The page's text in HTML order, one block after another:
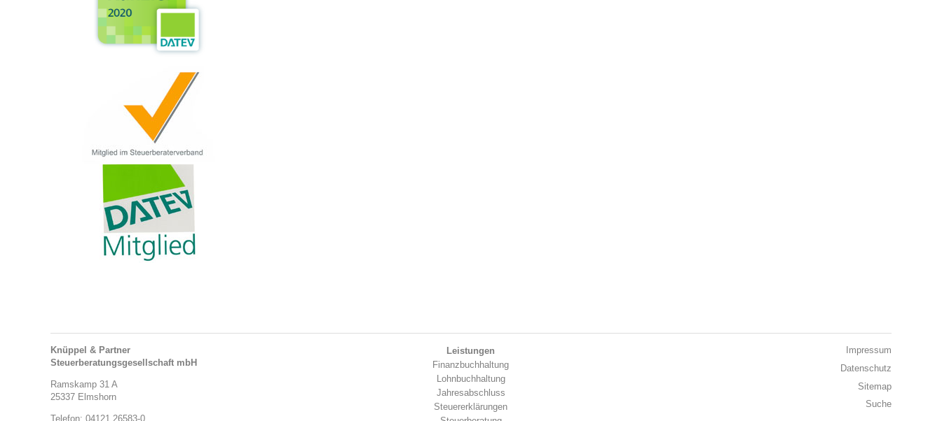
Knüppel & Partner
Steuerberatungsgesellschaft mbH
Ramskamp 31 A
25337 Elmshorn
Telefon: 04121 26583-0
Leistungen
Finanzbuchhaltung
Lohnbuchhaltung
Jahresabschluss
Steuererklärungen
Impressum
Datenschutz
Sitemap
Suche